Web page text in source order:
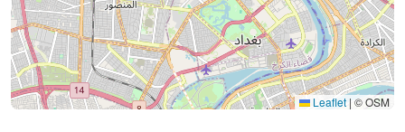
Leaflet | © OSM